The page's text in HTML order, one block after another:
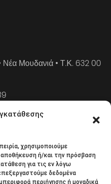
χρησιμοποιούμε
ή/και την πρόσβαση
για τις εν λόγω
δεδομένα
περιήγησης ή μοναδικά
Νέα Μουδανιά • Τ.Κ. 632 00